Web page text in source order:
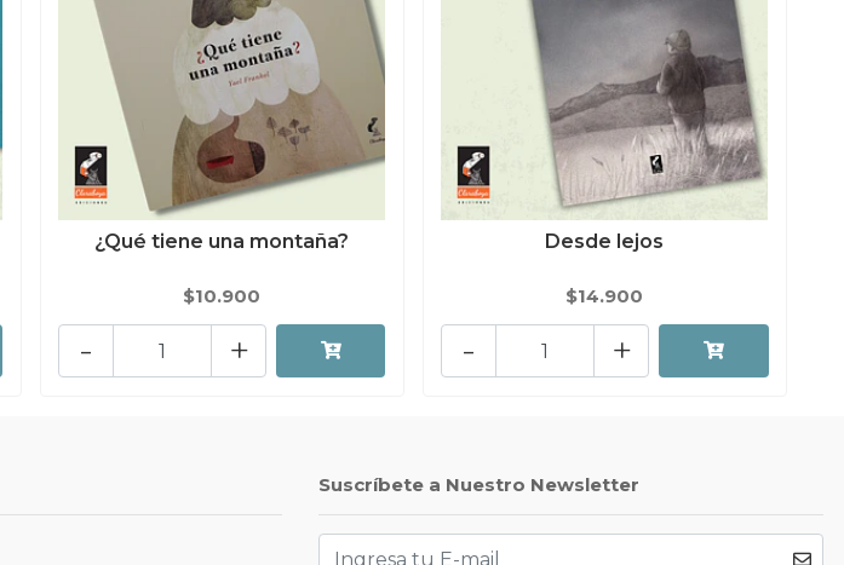
¿Qué tiene una montaña?
$10.900
+
-
Desde lejos
$14.900
+
-
Suscríbete a Nuestro Newsletter